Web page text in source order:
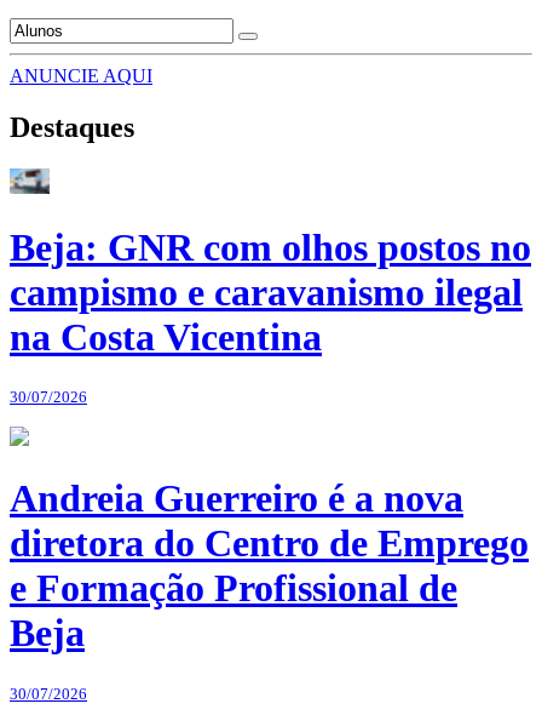
ANUNCIE AQUI
Destaques
Beja: GNR com olhos postos no
campismo e caravanismo ilegal
na Costa Vicentina
30/07/2026
Andreia Guerreiro é a nova
diretora do Centro de Emprego
e Formação Profissional de
Beja
30/07/2026